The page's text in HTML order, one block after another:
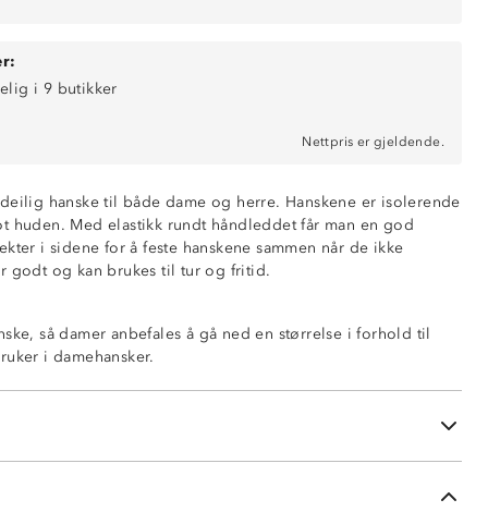
i 9 butikker
Nettpris er gjeldende.
hanske til både dame og herre. Hanskene er isolerende
huden. Med elastikk rundt håndleddet får man en god
i sidene for å feste hanskene sammen når de ikke
godt og kan brukes til tur og fritid.
så damer anbefales å gå ned en størrelse i forhold til
i damehansker.